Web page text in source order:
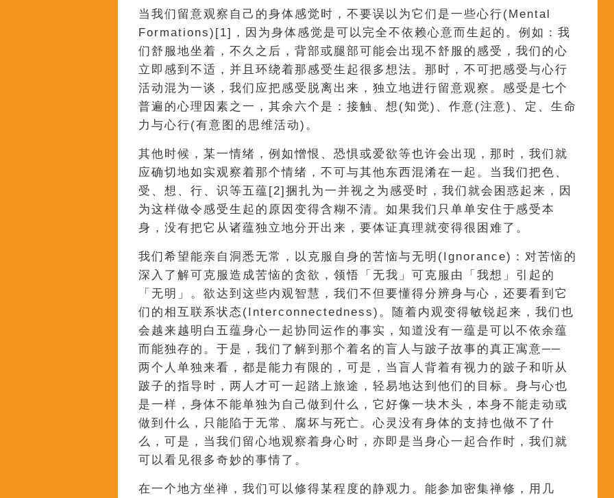
当我们留意观察自己的身体感觉时，不要误以为它们是一些心行(Mental
Formations)[1]，因为身体感觉是可以完全不依赖心意而生起的。例如：我
们舒服地坐着，不久之后，背部或腿部可能会出现不舒服的感受，我们的心
立即感到不适，并且环绕着那感受生起很多想法。那时，不可把感受与心行
活动混为一谈，我们应把感受脱离出来，独立地进行留意观察。感受是七个
普遍的心理因素之一，其余六个是：接触、想(知觉)、作意(注意)、定、生命
力与心行(有意图的思维活动)。
其他时候，某一情绪，例如憎恨、恐惧或爱欲等也许会出现，那时，我们就
应确切地如实观察着那个情绪，不可与其他东西混淆在一起。当我们把色、
受、想、行、识等五蕴[2]捆扎为一并视之为感受时，我们就会困惑起来，因
为这样做令感受生起的原因变得含糊不清。如果我们只单单安住于感受本
身，没有把它从诸蕴独立地分开出来，要体证真理就变得很困难了。
我们希望能亲自洞悉无常，以克服自身的苦恼与无明(Ignorance)：对苦恼的
深入了解可克服造成苦恼的贪欲，领悟「无我」可克服由「我想」引起的
「无明」。欲达到这些内观智慧，我们不但要懂得分辨身与心，还要看到它
们的相互联系状态(Interconnectedness)。随着内观变得敏锐起来，我们也
会越来越明白五蕴身心一起协同运作的事实，知道没有一蕴是可以不依余蕴
而能独存的。于是，我们了解到那个着名的盲人与跛子故事的真正寓意──
两个人单独来看，都是能力有限的，可是，当盲人背着有视力的跛子和听从
跛子的指导时，两人才可一起踏上旅途，轻易地达到他们的目标。身与心也
是一样，身体不能单独为自己做到什么，它好像一块木头，本身不能走动或
做到什么，只能陷于无常、腐坏与死亡。心灵没有身体的支持也做不了什
么，可是，当我们留心地观察着身心时，亦即是当身心一起合作时，我们就
可以看见很多奇妙的事情了。
在一个地方坐禅，我们可以修得某程度的静观力。能参加密集禅修，用几